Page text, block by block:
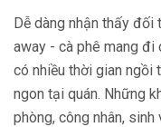
Dễ dàng nhận thấy đối
away - cà phê mang đi
có nhiều thời gian ngồi
ngon tại quán. Những
phòng, công nhân, sinh